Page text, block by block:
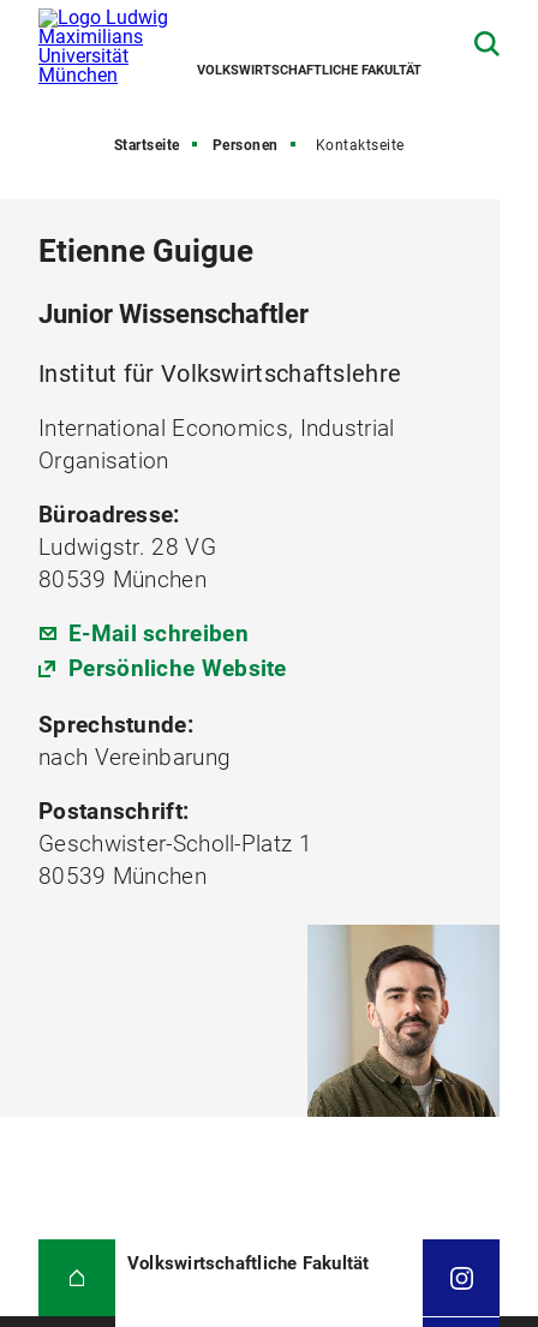
VOLKSWIRTSCHAFTLICHE FAKULTÄT
Startseite Personen Kontaktseite
Etienne Guigue
Junior Wissenschaftler
Institut für Volkswirtschaftslehre
International Economics, Industrial
Organisation
Büroadresse:
Ludwigstr. 28 VG
80539 München
E-Mail schreiben
Persönliche Website
Sprechstunde:
nach Vereinbarung
Postanschrift:
Geschwister-Scholl-Platz 1
80539 München
Volkswirtschaftliche Fakultät